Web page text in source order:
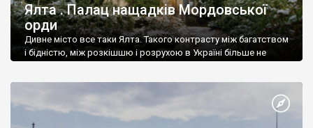
Ялта . Палац нащадків Мордовської
орди
Дивне місто все таки Ялта. Такого контрасту між багатством
і бідністю, між розкішшю і розрухою в Україні більше не